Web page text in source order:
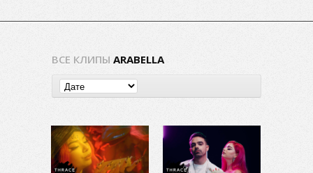
ВСЕ КЛИПЫ ARABELLA